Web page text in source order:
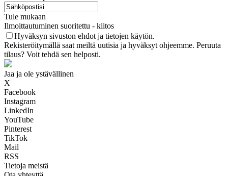
Tule mukaan
Ilmoittautuminen suoritettu - kiitos
Hyväksyn sivuston ehdot ja tietojen käytön.
Rekisteröitymällä saat meiltä uutisia ja hyväksyt ohjeemme. Peruuta
tilaus? Voit tehdä sen helposti.
Jaa ja ole ystävällinen
X
Facebook
Instagram
LinkedIn
YouTube
Pinterest
TikTok
Mail
RSS
Tietoja meistä